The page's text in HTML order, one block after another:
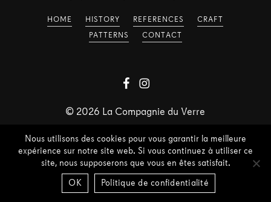
HOME HISTORY REFERENCES CRAFT
PATTERNS CONTACT
© 2026 La Compagnie du Verre
Nous utilisons des cookies pour vous garantir la meilleure
expérience sur notre site web. Si vous continuez à utiliser ce
site, nous supposerons que vous en êtes satisfait.
OK Politique de confidentialité